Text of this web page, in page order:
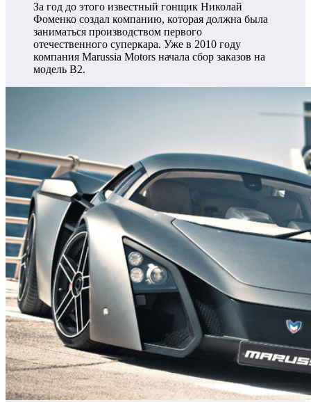
За год до этого известный гонщик Николай
Фоменко создал компанию, которая должна была
заниматься производством первого
отечественного суперкара. Уже в 2010 году
компания Marussia Motors начала сбор заказов на
модель B2.